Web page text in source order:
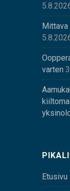
Mittava
varten
Etusivu